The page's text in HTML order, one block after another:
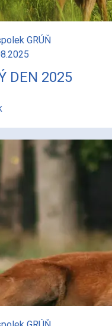
GRÚŇ
DEN 2025